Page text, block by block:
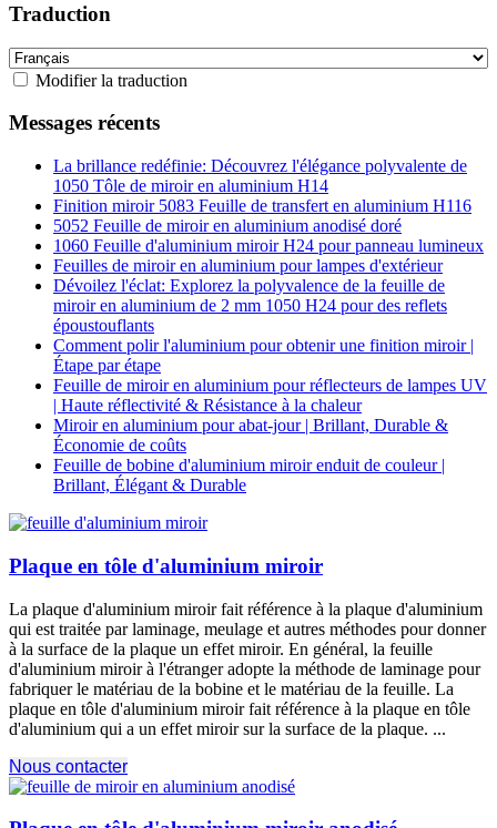
Traduction
Modifier la traduction
Messages récents
La brillance redéfinie: Découvrez l'élégance polyvalente de
1050 Tôle de miroir en aluminium H14
Finition miroir 5083 Feuille de transfert en aluminium H116
5052 Feuille de miroir en aluminium anodisé doré
1060 Feuille d'aluminium miroir H24 pour panneau lumineux
Feuilles de miroir en aluminium pour lampes d'extérieur
Dévoilez l'éclat: Explorez la polyvalence de la feuille de
miroir en aluminium de 2 mm 1050 H24 pour des reflets
époustouflants
Comment polir l'aluminium pour obtenir une finition miroir |
Étape par étape
Feuille de miroir en aluminium pour réflecteurs de lampes UV
| Haute réflectivité & Résistance à la chaleur
Miroir en aluminium pour abat-jour | Brillant, Durable &
Économie de coûts
Feuille de bobine d'aluminium miroir enduit de couleur |
Brillant, Élégant & Durable
Plaque en tôle d'aluminium miroir
La plaque d'aluminium miroir fait référence à la plaque d'aluminium
qui est traitée par laminage, meulage et autres méthodes pour donner
à la surface de la plaque un effet miroir. En général, la feuille
d'aluminium miroir à l'étranger adopte la méthode de laminage pour
fabriquer le matériau de la bobine et le matériau de la feuille. La
plaque en tôle d'aluminium miroir fait référence à la plaque en tôle
d'aluminium qui a un effet miroir sur la surface de la plaque. ...
Nous contacter